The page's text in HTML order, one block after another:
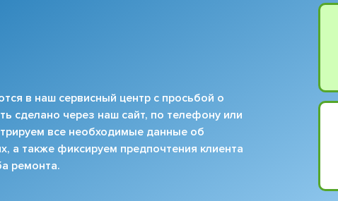
в наш сервисный центр с просьбой о
сделано через наш сайт, по телефону или
все необходимые данные об
а также фиксируем предпочтения клиента
ремонта.